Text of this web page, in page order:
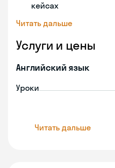
кейсах
Читать дальше
Услуги и цены
Английский язык
Уроки
Читать дальше